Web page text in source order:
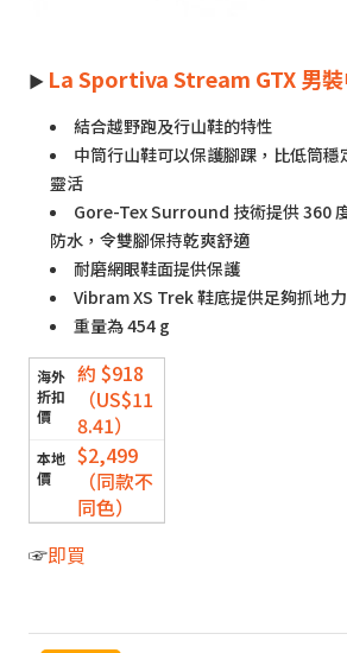
► La Sportiva Stream GTX 男
結合越野跑及行山鞋的特性
中筒行山鞋可以保護腳踝，比低筒穩
靈活
Gore-Tex Surround 技術提供 360
防水，令雙腳保持乾爽舒適
耐磨網眼鞋面提供保護
Vibram XS Trek 鞋底提供足夠抓地
重量為 454 g
約 $918
（US$11
8.41）
$2,499
（同款不
同色）
☞即買